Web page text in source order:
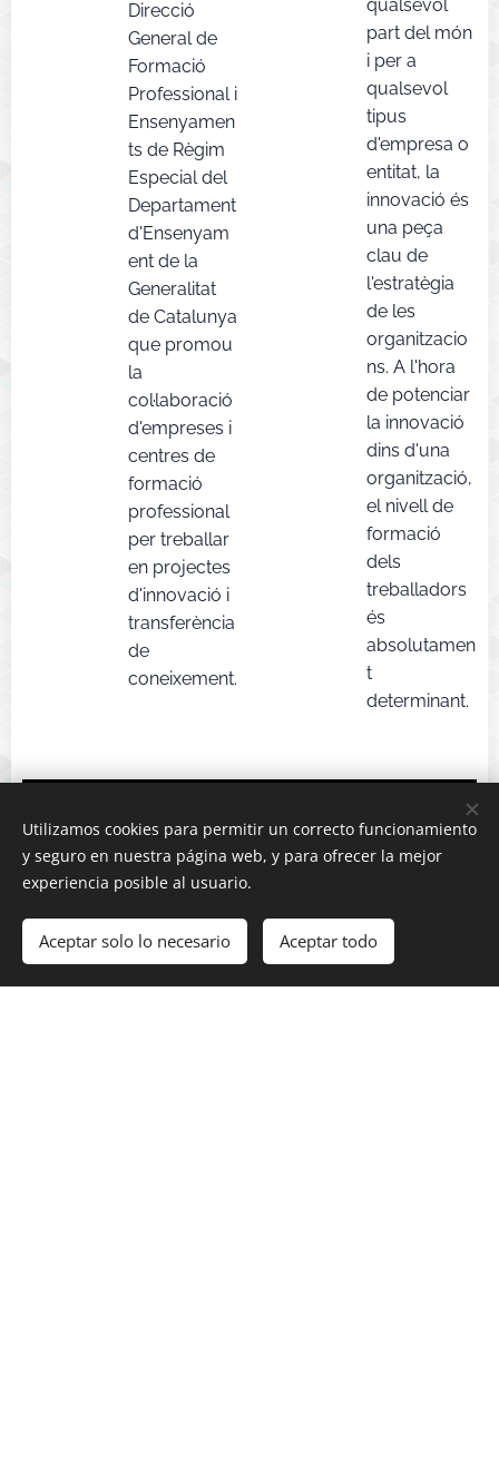
Direcció
General de
Formació
Professional i
Ensenyamen
ts de Règim
Especial del
Departament
d'Ensenyam
ent de la
Generalitat
de Catalunya
que promou
la
col·laboració
d'empreses i
centres de
formació
professional
per treballar
en projectes
d'innovació i
transferència
de
coneixement.
qualsevol
part del món
i per a
qualsevol
tipus
d'empresa o
entitat, la
innovació és
una peça
clau de
l'estratègia
de les
organitzacio
ns. A l'hora
de potenciar
la innovació
dins d'una
organització,
el nivell de
formació
dels
treballadors
és
absolutamen
t
determinant.
¡Crea tu página web gratis! Comenzar
Utilizamos cookies para permitir un correcto funcionamiento
y seguro en nuestra página web, y para ofrecer la mejor
experiencia posible al usuario.
Aceptar solo lo necesario Aceptar todo